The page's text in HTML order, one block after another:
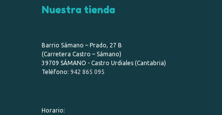
Nuestra tienda
Barrio Sámano – Prado, 27 B
(Carretera Castro – Sámano)
39709 SÁMANO - Castro Urdiales (Cantabria)
Teléfono: 942 865 095
Horario: